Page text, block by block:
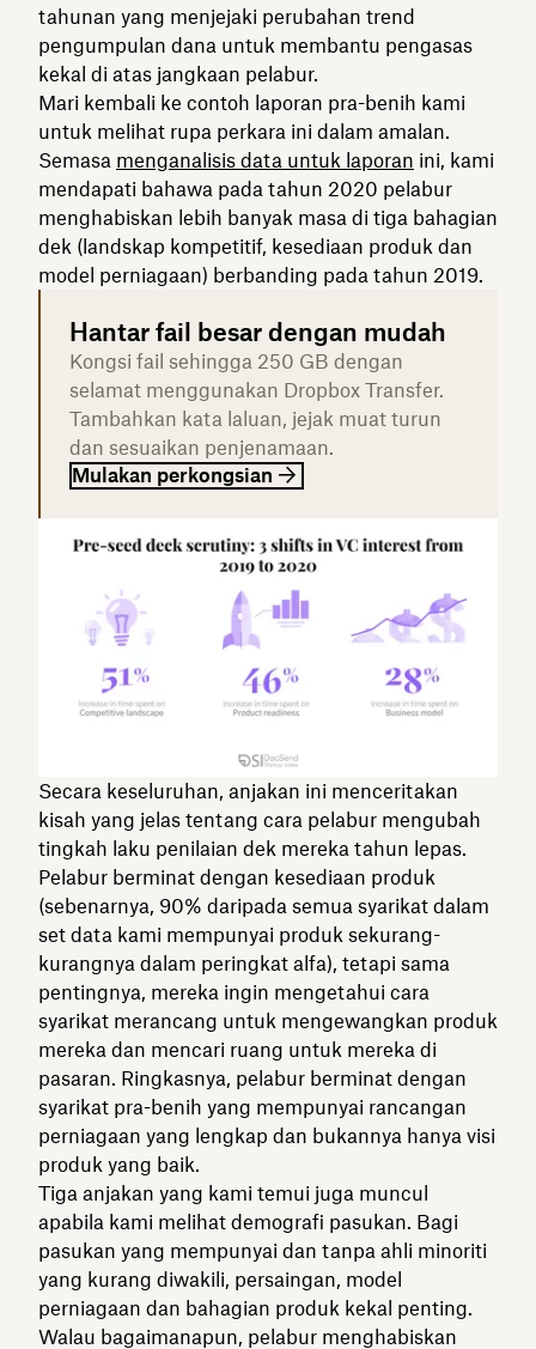
tahunan yang menjejaki perubahan trend
pengumpulan dana untuk membantu pengasas
kekal di atas jangkaan pelabur.
Mari kembali ke contoh laporan pra-benih kami
untuk melihat rupa perkara ini dalam amalan.
Semasa menganalisis data untuk laporan ini, kami
mendapati bahawa pada tahun 2020 pelabur
menghabiskan lebih banyak masa di tiga bahagian
dek (landskap kompetitif, kesediaan produk dan
model perniagaan) berbanding pada tahun 2019.
Hantar fail besar dengan mudah
Kongsi fail sehingga 250 GB dengan
selamat menggunakan Dropbox Transfer.
Tambahkan kata laluan, jejak muat turun
dan sesuaikan penjenamaan.
Mulakan perkongsian
Secara keseluruhan, anjakan ini menceritakan
kisah yang jelas tentang cara pelabur mengubah
tingkah laku penilaian dek mereka tahun lepas.
Pelabur berminat dengan kesediaan produk
(sebenarnya, 90% daripada semua syarikat dalam
set data kami mempunyai produk sekurang-
kurangnya dalam peringkat alfa), tetapi sama
pentingnya, mereka ingin mengetahui cara
syarikat merancang untuk mengewangkan produk
mereka dan mencari ruang untuk mereka di
pasaran. Ringkasnya, pelabur berminat dengan
syarikat pra-benih yang mempunyai rancangan
perniagaan yang lengkap dan bukannya hanya visi
produk yang baik.
Tiga anjakan yang kami temui juga muncul
apabila kami melihat demografi pasukan. Bagi
pasukan yang mempunyai dan tanpa ahli minoriti
yang kurang diwakili, persaingan, model
perniagaan dan bahagian produk kekal penting.
Walau bagaimanapun, pelabur menghabiskan